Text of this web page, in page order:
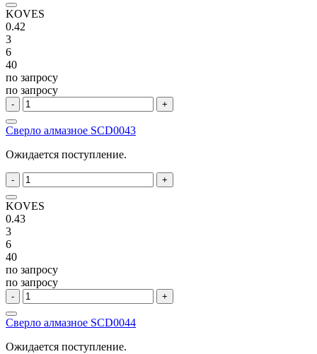
KOVES
0.42
3
6
40
по запросу
по запросу
- +
Сверло алмазное SCD0043
Ожидается поступление.
- +
KOVES
0.43
3
6
40
по запросу
по запросу
- +
Сверло алмазное SCD0044
Ожидается поступление.